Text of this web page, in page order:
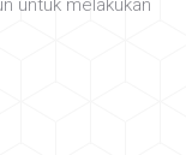
untuk melakukan